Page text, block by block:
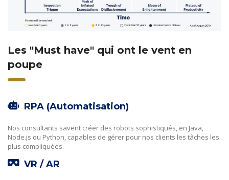
Les "Must have" qui ont le vent en
poupe
RPA (Automatisation)
Nos consultants savent créer des robots sophistiqués, en Java,
Node.js ou Python, capables de gérer pour nos clients les tâches les
plus compliquées.
VR / AR